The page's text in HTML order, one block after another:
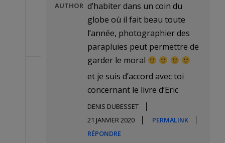
AUTHOR d’habiter dans un coin du
globe où il fait beau toute
l’année, photographier des
parapluies peut permettre de
garder le moral
et je suis d’accord avec toi
concernant le livre d’Eric
DENIS DUBESSET
21 JANVIER 2020
PERMALINK
RÉPONDRE